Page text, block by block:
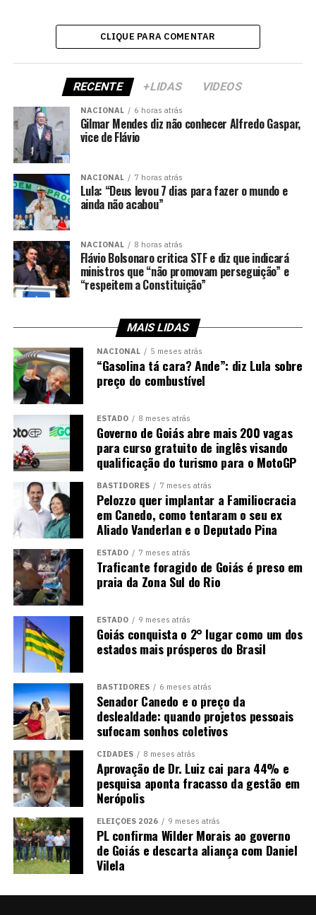
CLIQUE PARA COMENTAR
RECENTE +LIDAS VIDEOS
NACIONAL 6 horas atrás
Gilmar Mendes diz não conhecer Alfredo Gaspar,
vice de Flávio
NACIONAL 7 horas atrás
Lula: “Deus levou 7 dias para fazer o mundo e
ainda não acabou”
NACIONAL 8 horas atrás
Flávio Bolsonaro critica STF e diz que indicará
ministros que “não promovam perseguição” e
“respeitem a Constituição”
MAIS LIDAS
NACIONAL 5 meses atrás
“Gasolina tá cara? Ande”: diz Lula sobre
preço do combustível
ESTADO 8 meses atrás
Governo de Goiás abre mais 200 vagas
para curso gratuito de inglês visando
qualificação do turismo para o MotoGP
BASTIDORES 7 meses atrás
Pelozzo quer implantar a Familiocracia
em Canedo, como tentaram o seu ex
Aliado Vanderlan e o Deputado Pina
ESTADO 7 meses atrás
Traficante foragido de Goiás é preso em
praia da Zona Sul do Rio
ESTADO 9 meses atrás
Goiás conquista o 2° lugar como um dos
estados mais prósperos do Brasil
BASTIDORES 6 meses atrás
Senador Canedo e o preço da
deslealdade: quando projetos pessoais
sufocam sonhos coletivos
CIDADES 8 meses atrás
Aprovação de Dr. Luiz cai para 44% e
pesquisa aponta fracasso da gestão em
Nerópolis
ELEIÇÕES 2026 9 meses atrás
PL confirma Wilder Morais ao governo
de Goiás e descarta aliança com Daniel
Vilela